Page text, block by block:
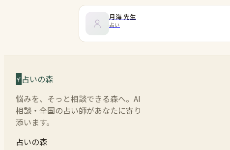
月海 先生
占い
占いの森
悩みを、そっと相談できる森へ。AI
相談・全国の占い師があなたに寄り
添います。
占いの森